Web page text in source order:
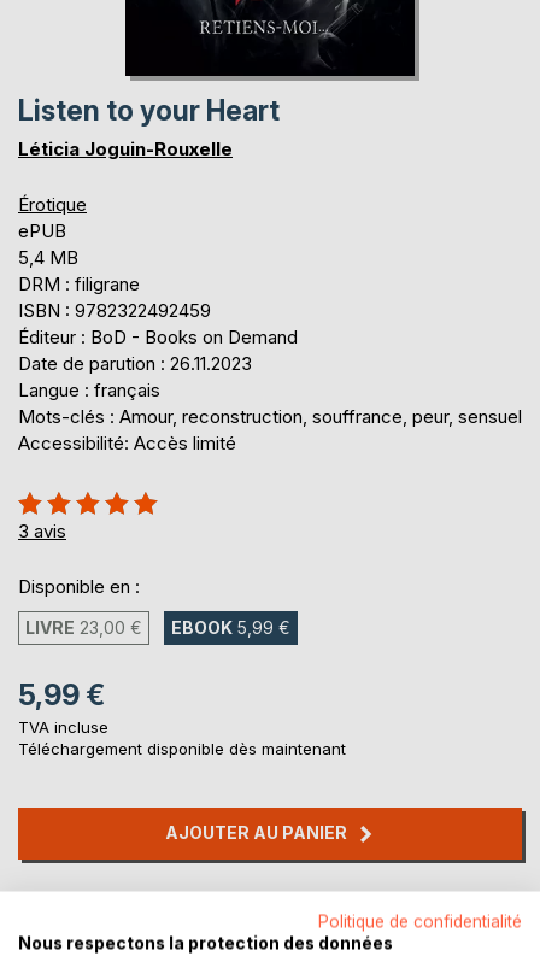
Listen to your Heart
Léticia Joguin-Rouxelle
Érotique
ePUB
5,4 MB
DRM : filigrane
ISBN : 9782322492459
Éditeur : BoD - Books on Demand
Date de parution : 26.11.2023
Langue : français
Mots-clés : Amour, reconstruction, souffrance, peur, sensuel
Accessibilité: Accès limité
Évaluation:
100%
3 avis
Disponible en :
LIVRE 23,00 € EBOOK 5,99 €
5,99 €
TVA incluse
Téléchargement disponible dès maintenant
AJOUTER AU PANIER
Politique de confidentialité
Nous respectons la protection des données